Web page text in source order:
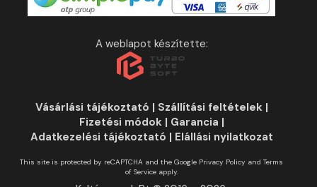
A weblapot készítette:
Vásárlási tájékoztató | Szállítási feltételek|
Fizetési módok| Garancia |
Adatkezelési tájékoztató | Elállási nyilatkozat
This site is protected by reCAPTCHA and the Google Privacy Policy and Terms
of Serviceapply.